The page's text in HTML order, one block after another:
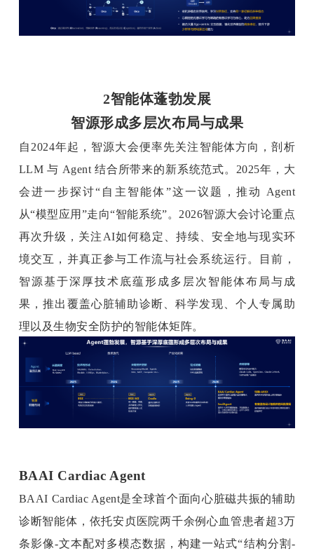
2智能体蓬勃发展
智源形成多层次布局与成果
自2024年起，智源大会便率先关注智能体方向，剖析
LLM 与 Agent 结合所带来的新系统范式。2025年，大
会进一步探讨“自主智能体”这一议题，推动 Agent
从“模型应用”走向“智能系统”。2026智源大会讨论重点
再次升级，关注AI如何稳定、持续、安全地与现实环
境交互，并真正参与工作流与社会系统运行。目前，
智源基于深厚技术底蕴形成多层次智能体布局与成
果，推出覆盖心脏辅助诊断、科学发现、个人专属助
理以及生物安全防护的智能体矩阵。
BAAI Cardiac Agent
BAAI Cardiac Agent是全球首个面向心脏磁共振的辅助
诊断智能体，依托安贞医院两千余例心血管患者超3万
条影像-文本配对多模态数据，构建一站式“结构分割-